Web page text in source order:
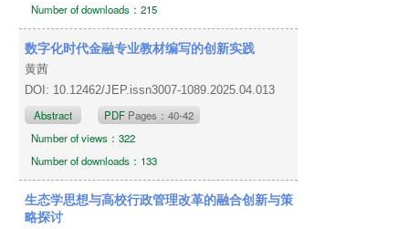
Number of downloads：215
数字化时代金融专业教材编写的创新实践
黄茜
DOI: 10.12462/JEP.issn3007-1089.2025.04.013
Abstract PDF Pages：40-42
Number of views：322
Number of downloads：133
生态学思想与高校行政管理改革的融合创新与策
略探讨